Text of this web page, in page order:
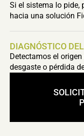
Si el sistema lo pide,
hacia una solución
DIAGNÓSTICO
Detectamos el
desgaste o pérdida